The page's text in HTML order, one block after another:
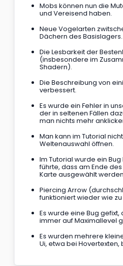
Mobs können nun die
und Vereisend haben.
Neue Vogelarten
Dächern des Basislagers.
Die Lesbarkeit der
(insbesondere im
Shadern).
Die Beschreibung von
verbessert.
Es wurde ein Fehler in
der in seltenen Fällen
man nichts mehr
Man kann im Tutorial
Weltenauswahl öffnen.
Im Tutorial wurde ein
führte, dass am Ende
Karte ausgewählt
Piercing Arrow
funktioniert wieder wie
Es wurde eine Bug
immer auf Maximallevel
Es wurden mehrere
Ui, etwa bei Hovertexten,